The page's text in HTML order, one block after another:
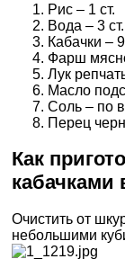
Рис – 1 ст.
Вода – 3 ст.
Кабачки –
Фарш
Лук
Масло
Соль – по
Перец
Как
кабачками
Очистить от
небольшими